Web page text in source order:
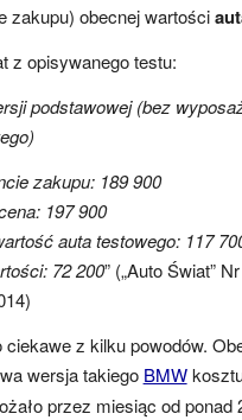
zakupu) obecnej wartości
z opisywanego testu:
podstawowej (bez
zakupu: 189 900
197 900
auta testowego: 117
72 200” („Auto Świat”
ciekawe z kilku powodów.
wersja takiego BMW
przez miesiąc od ponad